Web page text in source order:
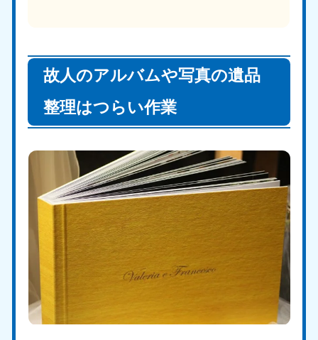
故人のアルバムや写真の遺品
整理はつらい作業